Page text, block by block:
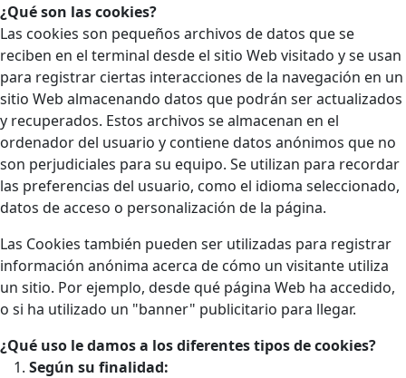
¿Qué son las cookies?
Las cookies son pequeños archivos de datos que se
reciben en el terminal desde el sitio Web visitado y se usan
para registrar ciertas interacciones de la navegación en un
sitio Web almacenando datos que podrán ser actualizados
y recuperados. Estos archivos se almacenan en el
ordenador del usuario y contiene datos anónimos que no
son perjudiciales para su equipo. Se utilizan para recordar
las preferencias del usuario, como el idioma seleccionado,
datos de acceso o personalización de la página.
Las Cookies también pueden ser utilizadas para registrar
información anónima acerca de cómo un visitante utiliza
un sitio. Por ejemplo, desde qué página Web ha accedido,
o si ha utilizado un "banner" publicitario para llegar.
¿Qué uso le damos a los diferentes tipos de cookies?
Según su finalidad: